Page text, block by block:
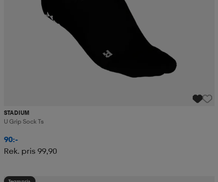
STADIUM
U Grip Sock Ts
90:-
Rek. pris 99,90
Teampris